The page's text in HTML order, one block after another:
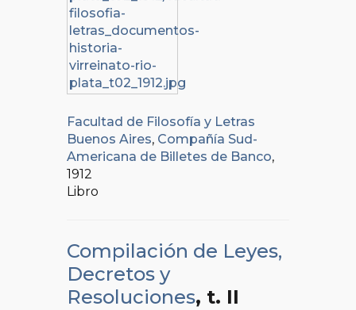
Facultad de Filosofía y Letras
Buenos Aires, Compañía Sud-
Americana de Billetes de Banco,
1912
Libro
Compilación de Leyes,
Decretos y
Resoluciones, t. II